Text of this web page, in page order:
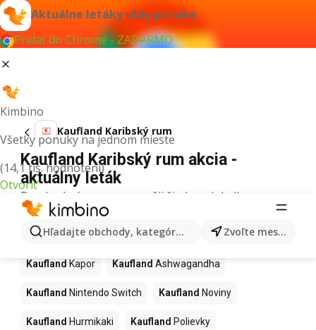
Aktuálne letáky vždy po ruke
Pridať do Chrome - ZADARMO
Kimbino
Všetky ponuky na jednom mieste
(14,1 tis. hodnotení)
Otvoriť
Hľadajte obchody, kategórie, produkty... Zvoľte mesto
Kaufland Karibský rum
Kaufland Karibský rum akcia -
aktuálny leták
Pre daný výraz sme nenašli žiadne výsledky.
Ďalšie produkty v obchodoch
Kaufland
Kaufland Kapor Kaufland Ashwagandha
Kaufland Nintendo Switch Kaufland Noviny
Kaufland Hurmikaki Kaufland Polievky